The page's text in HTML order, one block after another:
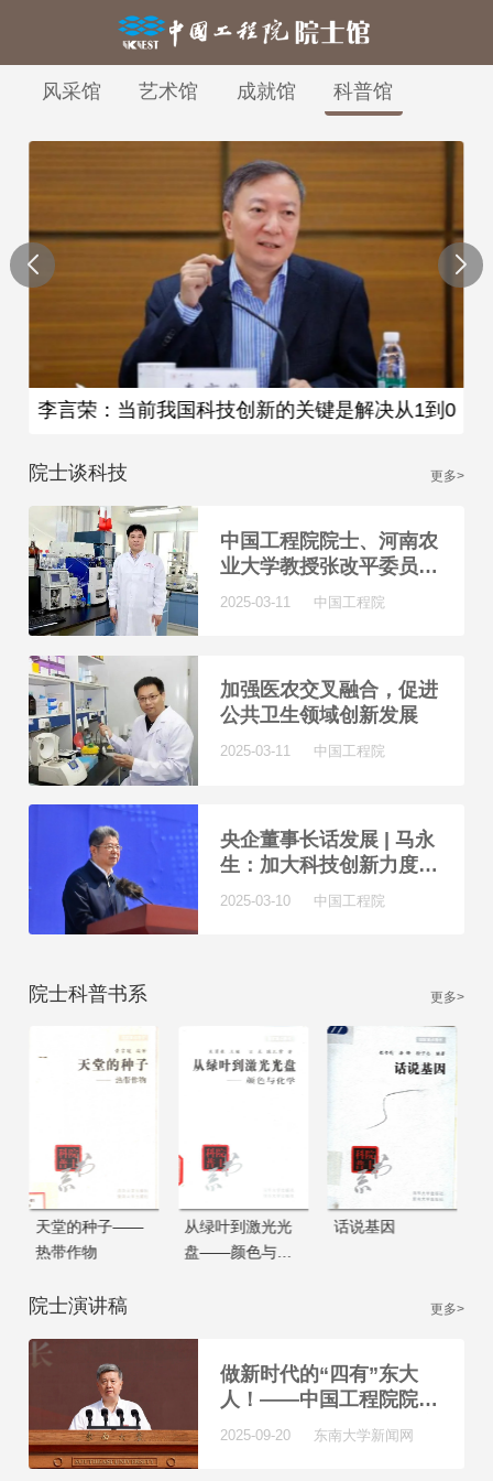
风采馆 艺术馆 成就馆 科普馆
李言荣：当前我国科技创新的关键是解决从1到0
院士谈科技 更多>
中国工程院院士、河南农
业大学教授张改平委员：
筑牢生物安全防线
2025-03-11 中国工程院
加强医农交叉融合，促进
公共卫生领域创新发展
2025-03-11 中国工程院
央企董事长话发展 | 马永
生：加大科技创新力度是
必答题
2025-03-10 中国工程院
院士科普书系 更多>
天堂的种子——
热带作物
从绿叶到激光光
盘——颜色与化
话说基因
院士演讲稿 更多>
做新时代的“四有”东大
人！——中国工程院院
士、东南大学校长孙友宏
在2025年开学典礼上的
2025-09-20 东南大学新闻网